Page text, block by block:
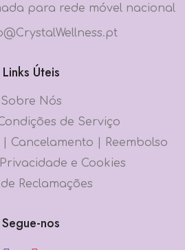
para rede móvel nacional
Links Úteis
Sobre Nós
de Serviço
Cancelamento | Reembolso
e Cookies
Reclamações
Segue-nos